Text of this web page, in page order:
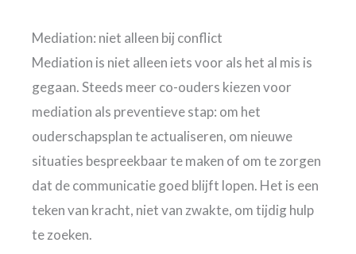
Mediation: niet alleen bij conflict
Mediation is niet alleen iets voor als het al mis is
gegaan. Steeds meer co-ouders kiezen voor
mediation als preventieve stap: om het
ouderschapsplan te actualiseren, om nieuwe
situaties bespreekbaar te maken of om te zorgen
dat de communicatie goed blijft lopen. Het is een
teken van kracht, niet van zwakte, om tijdig hulp
te zoeken.